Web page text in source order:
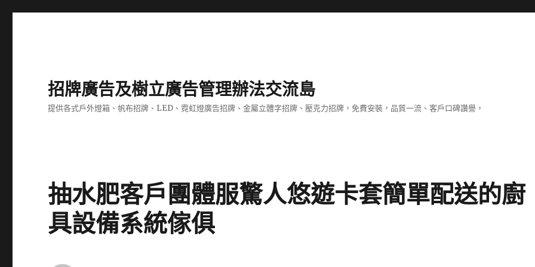
招牌廣告及樹立廣告管理辦法交流島
提供各式戶外燈箱、帆布招牌、LED、霓虹燈廣告招牌、金屬立體字招牌、壓克力招牌，免費安裝，品質一流、客戶口碑讚譽，
抽水肥客戶團體服驚人悠遊卡套簡單配送的廚
具設備系統傢俱